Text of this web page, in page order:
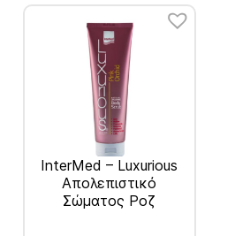
InterMed – Luxurious
Απολεπιστικό
Σώματος Ροζ